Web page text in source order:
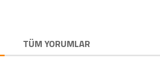
TÜM YORUMLAR